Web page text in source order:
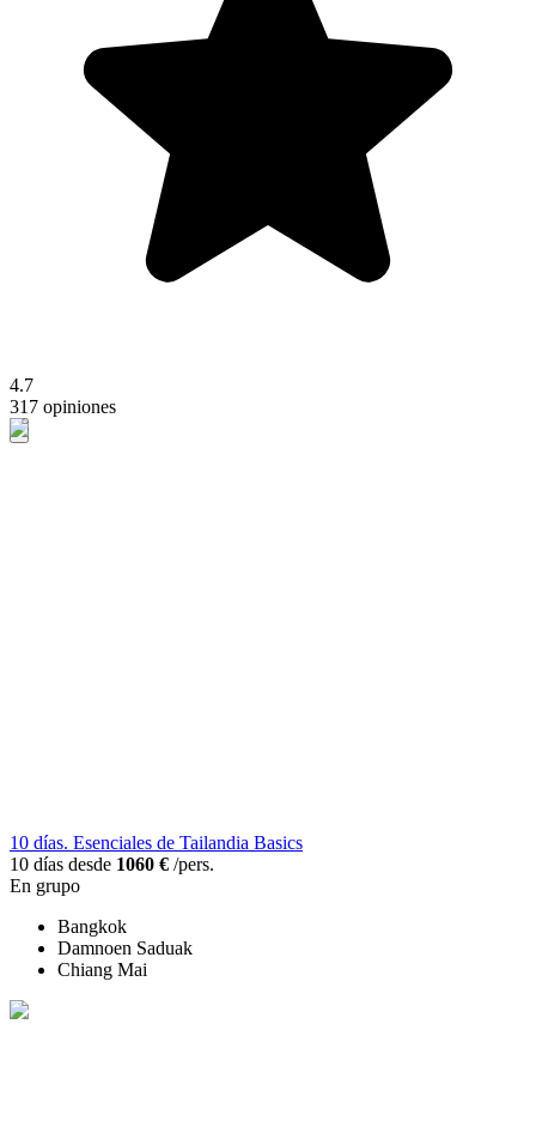
4.7
317 opiniones
10 días. Esenciales de Tailandia Basics
10 días desde 1060 € /pers.
En grupo
Bangkok
Damnoen Saduak
Chiang Mai